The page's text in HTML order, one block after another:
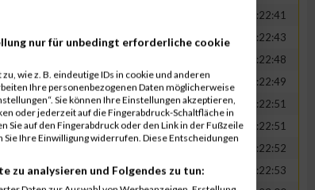
00:22:41
GER
00:22:43
00:22:48
GER
00:22:49
GER
00:22:51
GER
00:22:51
00:22:52
GER
00:22:53
nur für unbedingt erforderliche cookie
wie z. B. eindeutige IDs in cookie und anderen
Ihre personenbezogenen Daten möglicherweise
Sie können Ihre Einstellungen akzeptieren,
oder jederzeit auf die Fingerabdruck-Schaltfläche in
auf den Fingerabdruck oder den Link in der Fußzeile
Sie Ihre Einwilligung widerrufen. Diese Entscheidungen
zu analysieren und Folgendes zu tun: